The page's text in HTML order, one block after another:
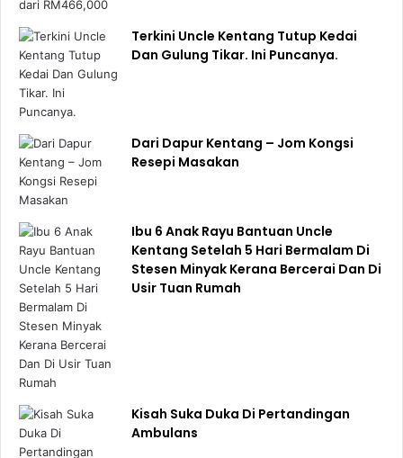
Terkini Uncle Kentang Tutup Kedai
Dan Gulung Tikar. Ini Puncanya.
Dari Dapur Kentang – Jom Kongsi
Resepi Masakan
Ibu 6 Anak Rayu Bantuan Uncle
Kentang Setelah 5 Hari Bermalam Di
Stesen Minyak Kerana Bercerai Dan Di
Usir Tuan Rumah
Kisah Suka Duka Di Pertandingan
Ambulans